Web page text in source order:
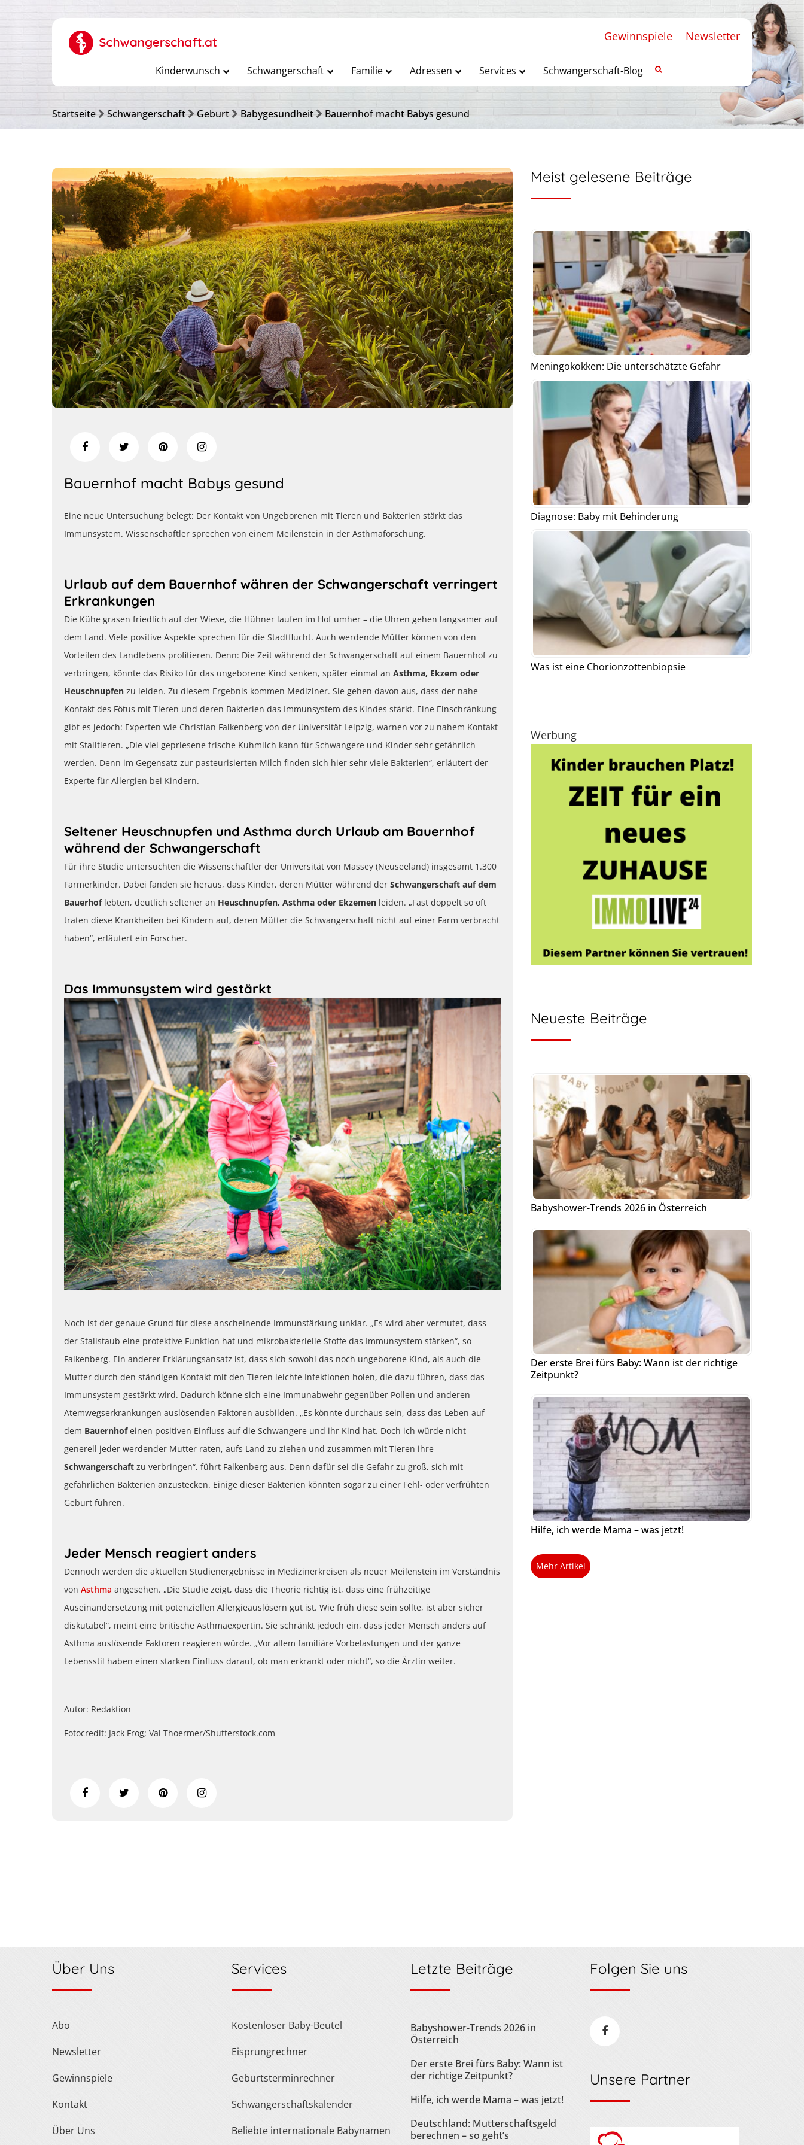
Gewinnspiele Newsletter
Kinderwunsch Schwangerschaft Familie Adressen Services Schwangerschaft-Blog
Startseite Schwangerschaft Geburt Babygesundheit Bauernhof macht Babys gesund
Bauernhof macht Babys gesund
Eine neue Untersuchung belegt: Der Kontakt von Ungeborenen mit Tieren und Bakterien stärkt das
Immunsystem. Wissenschaftler sprechen von einem Meilenstein in der Asthmaforschung.
Urlaub auf dem Bauernhof währen der Schwangerschaft verringert
Erkrankungen
Die Kühe grasen friedlich auf der Wiese, die Hühner laufen im Hof umher – die Uhren gehen langsamer auf
dem Land. Viele positive Aspekte sprechen für die Stadtflucht. Auch werdende Mütter können von den
Vorteilen des Landlebens profitieren. Denn: Die Zeit während der Schwangerschaft auf einem Bauernhof zu
verbringen, könnte das Risiko für das ungeborene Kind senken, später einmal an Asthma, Ekzem oder
Heuschnupfen zu leiden. Zu diesem Ergebnis kommen Mediziner. Sie gehen davon aus, dass der nahe
Kontakt des Fötus mit Tieren und deren Bakterien das Immunsystem des Kindes stärkt. Eine Einschränkung
gibt es jedoch: Experten wie Christian Falkenberg von der Universität Leipzig, warnen vor zu nahem Kontakt
mit Stalltieren. „Die viel gepriesene frische Kuhmilch kann für Schwangere und Kinder sehr gefährlich
werden. Denn im Gegensatz zur pasteurisierten Milch finden sich hier sehr viele Bakterien“, erläutert der
Experte für Allergien bei Kindern.
Seltener Heuschnupfen und Asthma durch Urlaub am Bauernhof
während der Schwangerschaft
Für ihre Studie untersuchten die Wissenschaftler der Universität von Massey (Neuseeland) insgesamt 1.300
Farmerkinder. Dabei fanden sie heraus, dass Kinder, deren Mütter während der Schwangerschaft auf dem
Bauerhof lebten, deutlich seltener an Heuschnupfen, Asthma oder Ekzemen leiden. „Fast doppelt so oft
traten diese Krankheiten bei Kindern auf, deren Mütter die Schwangerschaft nicht auf einer Farm verbracht
haben“, erläutert ein Forscher.
Das Immunsystem wird gestärkt
Noch ist der genaue Grund für diese anscheinende Immunstärkung unklar. „Es wird aber vermutet, dass
der Stallstaub eine protektive Funktion hat und mikrobakterielle Stoffe das Immunsystem stärken“, so
Falkenberg. Ein anderer Erklärungsansatz ist, dass sich sowohl das noch ungeborene Kind, als auch die
Mutter durch den ständigen Kontakt mit den Tieren leichte Infektionen holen, die dazu führen, dass das
Immunsystem gestärkt wird. Dadurch könne sich eine Immunabwehr gegenüber Pollen und anderen
Atemwegserkrankungen auslösenden Faktoren ausbilden. „Es könnte durchaus sein, dass das Leben auf
dem Bauernhofeinen positiven Einfluss auf die Schwangere und ihr Kind hat. Doch ich würde nicht
generell jeder werdender Mutter raten, aufs Land zu ziehen und zusammen mit Tieren ihre
Schwangerschaft zu verbringen“, führt Falkenberg aus. Denn dafür sei die Gefahr zu groß, sich mit
gefährlichen Bakterien anzustecken. Einige dieser Bakterien könnten sogar zu einer Fehl- oder verfrühten
Geburt führen.
Jeder Mensch reagiert anders
Dennoch werden die aktuellen Studienergebnisse in Medizinerkreisen als neuer Meilenstein im Verständnis
von Asthma angesehen. „Die Studie zeigt, dass die Theorie richtig ist, dass eine frühzeitige
Auseinandersetzung mit potenziellen Allergieauslösern gut ist. Wie früh diese sein sollte, ist aber sicher
diskutabel“, meint eine britische Asthmaexpertin. Sie schränkt jedoch ein, dass jeder Mensch anders auf
Asthma auslösende Faktoren reagieren würde. „Vor allem familiäre Vorbelastungen und der ganze
Lebensstil haben einen starken Einfluss darauf, ob man erkrankt oder nicht“, so die Ärztin weiter.
Autor: Redaktion
Fotocredit: Jack Frog; Val Thoermer/Shutterstock.com
Meist gelesene Beiträge
Meningokokken: Die unterschätzte Gefahr
Diagnose: Baby mit Behinderung
Was ist eine Chorionzottenbiopsie
Werbung
Neueste Beiträge
Babyshower-Trends 2026 in Österreich
Der erste Brei fürs Baby: Wann ist der richtige
Zeitpunkt?
Hilfe, ich werde Mama – was jetzt!
Mehr Artikel
Über Uns
Abo
Newsletter
Gewinnspiele
Kontakt
Über Uns
Services
Kostenloser Baby-Beutel
Eisprungrechner
Geburtsterminrechner
Schwangerschaftskalender
Beliebte internationale Babynamen
Letzte Beiträge
Babyshower-Trends 2026 in
Österreich
Der erste Brei fürs Baby: Wann ist
der richtige Zeitpunkt?
Hilfe, ich werde Mama – was jetzt!
Deutschland: Mutterschaftsgeld
berechnen – so geht’s
Folgen Sie uns
Unsere Partner